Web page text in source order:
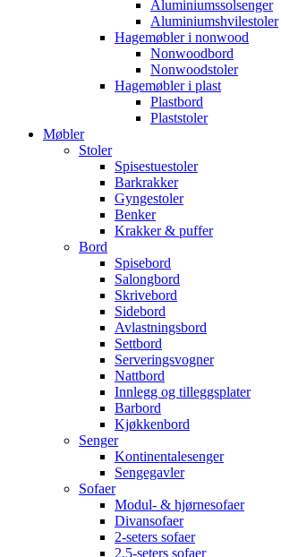
Aluminiumssolsenger
Aluminiumshvilestoler
Hagemøbler i nonwood
Nonwoodbord
Nonwoodstoler
Hagemøbler i plast
Plastbord
Plaststoler
Møbler
Stoler
Spisestuestoler
Barkrakker
Gyngestoler
Benker
Krakker & puffer
Bord
Spisebord
Salongbord
Skrivebord
Sidebord
Avlastningsbord
Settbord
Serveringsvogner
Nattbord
Innlegg og tilleggsplater
Barbord
Kjøkkenbord
Senger
Kontinentalesenger
Sengegavler
Sofaer
Modul- & hjørnesofaer
Divansofaer
2-seters sofaer
2,5-seters sofaer